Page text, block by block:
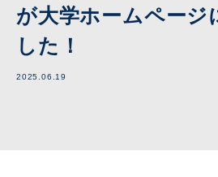
が大学ホームページ
した！
2025.06.19